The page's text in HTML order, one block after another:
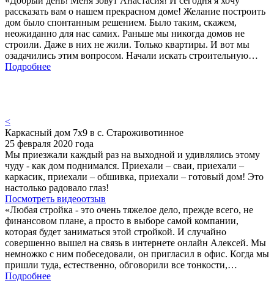
рассказать вам о нашем прекрасном доме! Желание построить
дом было спонтанным решением. Было таким, скажем,
неожиданно для нас самих. Раньше мы никогда домов не
строили. Даже в них не жили. Только квартиры. И вот мы
озадачились этим вопросом. Начали искать строительную…
Подробнее
<
Каркасный дом 7х9 в с. Староживотинное
25 февраля 2020 года
Мы приезжали каждый раз на выходной и удивлялись этому
чуду - как дом поднимался. Приехали – сваи, приехали –
каркасик, приехали – обшивка, приехали – готовый дом! Это
настолько радовало глаз!
Посмотреть видеоотзыв
«Любая стройка - это очень тяжелое дело, прежде всего, не
финансовом плане, а просто в выборе самой компании,
которая будет заниматься этой стройкой. И случайно
совершенно вышел на связь в интернете онлайн Алексей. Мы
немножко с ним побеседовали, он пригласил в офис. Когда мы
пришли туда, естественно, обговорили все тонкости,…
Подробнее